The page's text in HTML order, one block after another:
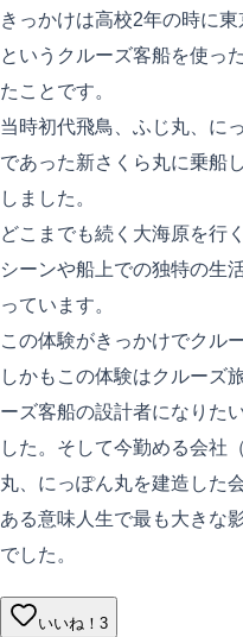
きっかけは高校2年の時に
というクルーズ客船を使っ
たことです。
当時初代飛鳥、ふじ丸、に
であった新さくら丸に乗船
しました。
どこまでも続く大海原を行
シーンや船上での独特の生
っています。
この体験がきっかけでクル
しかもこの体験はクルーズ
ーズ客船の設計者になりた
した。そして今勤める会社
丸、にっぽん丸を建造した
ある意味人生で最も大きな
でした。
いいね！ 3